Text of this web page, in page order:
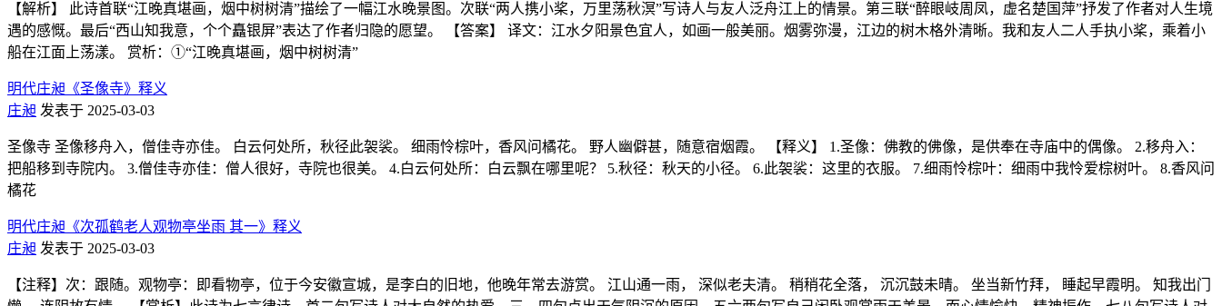
【解析】 此诗首联“江晚真堪画，烟中树树清”描绘了一幅江水晚景图。次联“两人携小桨，万里荡秋溟”写诗人与友人泛舟江上的情景。第三联“醉眼岐周凤，虚名楚国萍”抒发了作者对人生境
遇的感慨。最后“西山知我意，个个矗银屏”表达了作者归隐的愿望。 【答案】 译文：江水夕阳景色宜人，如画一般美丽。烟雾弥漫，江边的树木格外清晰。我和友人二人手执小桨，乘着小
船在江面上荡漾。 赏析：①“江晚真堪画，烟中树树清”
明代庄昶《圣像寺》释义
庄昶 发表于 2025-03-03
圣像寺 圣像移舟入，僧佳寺亦佳。 白云何处所，秋径此袈裟。 细雨怜棕叶，香风问橘花。 野人幽僻甚，随意宿烟霞。 【释义】 1.圣像：佛教的佛像，是供奉在寺庙中的偶像。 2.移舟入：
把船移到寺院内。 3.僧佳寺亦佳：僧人很好，寺院也很美。 4.白云何处所：白云飘在哪里呢？ 5.秋径：秋天的小径。 6.此袈裟：这里的衣服。 7.细雨怜棕叶：细雨中我怜爱棕树叶。 8.香风问
橘花
明代庄昶《次孤鹤老人观物亭坐雨 其一》释义
庄昶 发表于 2025-03-03
【注释】次：跟随。观物亭：即看物亭，位于今安徽宣城，是李白的旧地，他晚年常去游赏。 江山通一雨， 深似老夫清。 稍稍花全落， 沉沉鼓未晴。 坐当新竹拜， 睡起早霞明。 知我出门